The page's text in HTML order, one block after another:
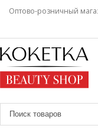
Оптово-розничный